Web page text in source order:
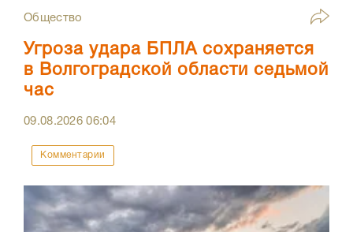
Общество
Угроза удара БПЛА сохраняется
в Волгоградской области седьмой
час
09.08.202606:04
Комментарии